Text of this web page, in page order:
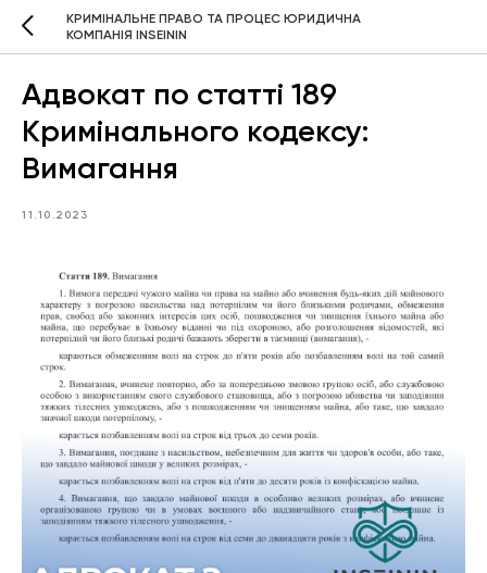
КРИМІНАЛЬНЕ ПРАВО ТА ПРОЦЕС ЮРИДИЧНА
КОМПАНІЯ INSEININ
Адвокат по статті 189
Кримінального кодексу:
Вимагання
11.10.2023